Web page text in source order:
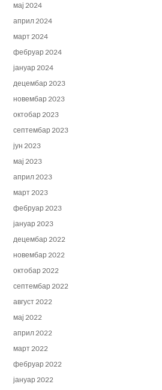
мај 2024
април 2024
март 2024
фебруар 2024
јануар 2024
децембар 2023
новембар 2023
октобар 2023
септембар 2023
јун 2023
мај 2023
април 2023
март 2023
фебруар 2023
јануар 2023
децембар 2022
новембар 2022
октобар 2022
септембар 2022
август 2022
мај 2022
април 2022
март 2022
фебруар 2022
јануар 2022